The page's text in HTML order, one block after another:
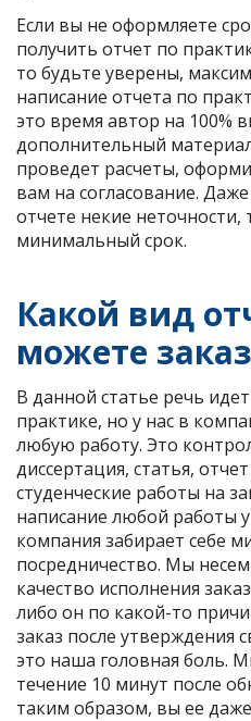
Если вы не оформляете
получить отчет по
то будьте уверены,
написание отчета по
это время автор на 100%
дополнительный
проведет расчеты,
вам на согласование.
отчете некие
минимальный срок.
Какой вид
можете
В данной статье речь
практике, но у нас в
любую работу. Это
диссертация, статья,
студенческие работы на
написание любой работы
компания забирает себе
посредничество. Мы
качество исполнения
либо он по какой-то
заказ после утверждения
это наша головная боль.
течение 10 минут после
таким образом, вы ее